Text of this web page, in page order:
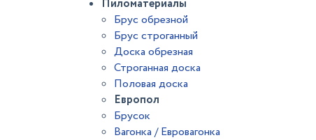
Пиломатериалы
Брус обрезной
Брус строганный
Доска обрезная
Строганная доска
Половая доска
Европол
Брусок
Вагонка / Евровагонка